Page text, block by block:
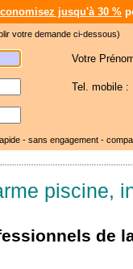
jusqu'à 30 %
votre demande ci-dessous)
Votre
Tel. mobile :
- sans engagement -
piscine,
de